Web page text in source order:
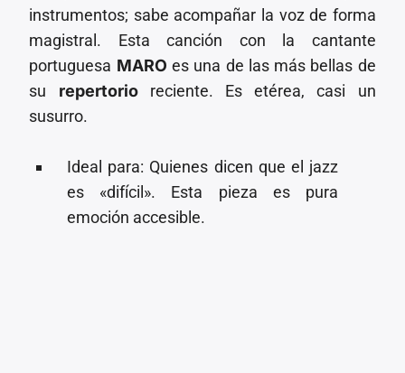
instrumentos; sabe acompañar la voz de forma
magistral. Esta canción con la cantante
portuguesa MARO es una de las más bellas de
su repertorioreciente. Es etérea, casi un
susurro.
⁠⁠Ideal para: Quienes dicen que el jazz
es «difícil». Esta pieza es pura
emoción accesible.